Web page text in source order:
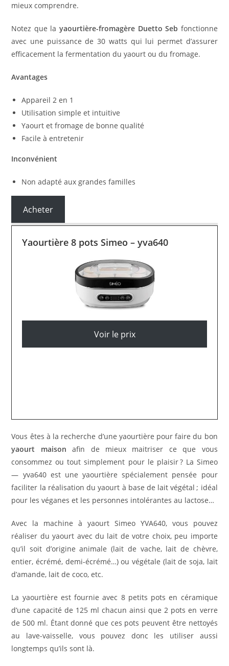
mieux comprendre.
Notez que la yaourtière-fromagère Duetto Seb fonctionne
avec une puissance de 30 watts qui lui permet d’assurer
efficacement la fermentation du yaourt ou du fromage.
Avantages
Appareil 2 en 1
Utilisation simple et intuitive
Yaourt et fromage de bonne qualité
Facile à entretenir
Inconvénient
Non adapté aux grandes familles
Acheter
Yaourtière 8 pots Simeo – yva640
Voir le prix
Vous êtes à la recherche d’une yaourtière pour faire du bon
yaourt maison afin de mieux maitriser ce que vous
consommez ou tout simplement pour le plaisir ? La Simeo
— yva640 est une yaourtière spécialement pensée pour
faciliter la réalisation du yaourt à base de lait végétal ; idéal
pour les véganes et les personnes intolérantes au lactose…
Avec la machine à yaourt Simeo YVA640, vous pouvez
réaliser du yaourt avec du lait de votre choix, peu importe
qu’il soit d’origine animale (lait de vache, lait de chèvre,
entier, écrémé, demi-écrémé…) ou végétale (lait de soja, lait
d’amande, lait de coco, etc.
La yaourtière est fournie avec 8 petits pots en céramique
d’une capacité de 125 ml chacun ainsi que 2 pots en verre
de 500 ml. Étant donné que ces pots peuvent être nettoyés
au lave-vaisselle, vous pouvez donc les utiliser aussi
longtemps qu’ils sont là.